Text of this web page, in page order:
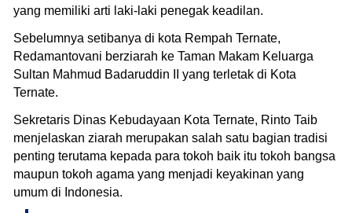
yang memiliki arti laki-laki penegak keadilan.
Sebelumnya setibanya di kota Rempah Ternate,
Redamantovani berziarah ke Taman Makam Keluarga
Sultan Mahmud Badaruddin II yang terletak di Kota
Ternate.
Sekretaris Dinas Kebudayaan Kota Ternate, Rinto Taib
menjelaskan ziarah merupakan salah satu bagian tradisi
penting terutama kepada para tokoh baik itu tokoh bangsa
maupun tokoh agama yang menjadi keyakinan yang
umum di Indonesia.